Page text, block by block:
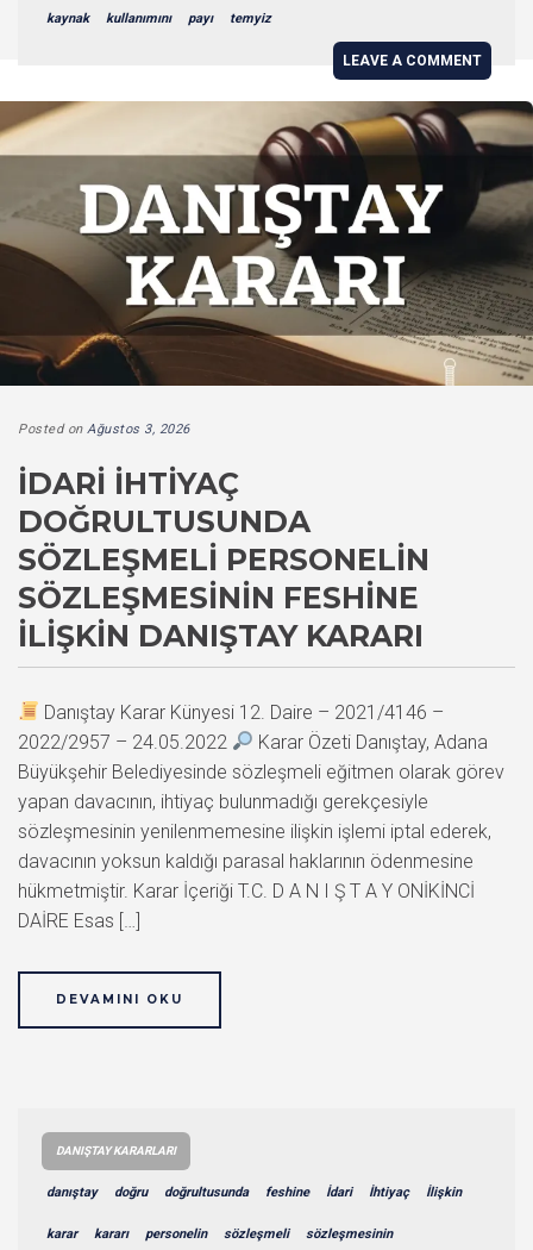
kaynak kullanımını payı temyiz
LEAVE A COMMENT
Posted on Ağustos 3, 2026
İDARI İHTIYAÇ
DOĞRULTUSUNDA
SÖZLEŞMELI PERSONELIN
SÖZLEŞMESININ FESHINE
İLIŞKIN DANIŞTAY KARARI
Danıştay Karar Künyesi 12. Daire – 2021/4146 –
2022/2957 – 24.05.2022
Karar Özeti Danıştay, Adana
Büyükşehir Belediyesinde sözleşmeli eğitmen olarak görev
yapan davacının, ihtiyaç bulunmadığı gerekçesiyle
sözleşmesinin yenilenmemesine ilişkin işlemi iptal ederek,
davacının yoksun kaldığı parasal haklarının ödenmesine
hükmetmiştir. Karar İçeriği T.C. D A N I Ş T A Y ONİKİNCİ
DAİRE Esas […]
DEVAMINI OKU
DANIŞTAY KARARLARI
danıştay doğru doğrultusunda feshine İdari İhtiyaç İlişkin
karar kararı personelin sözleşmeli sözleşmesinin